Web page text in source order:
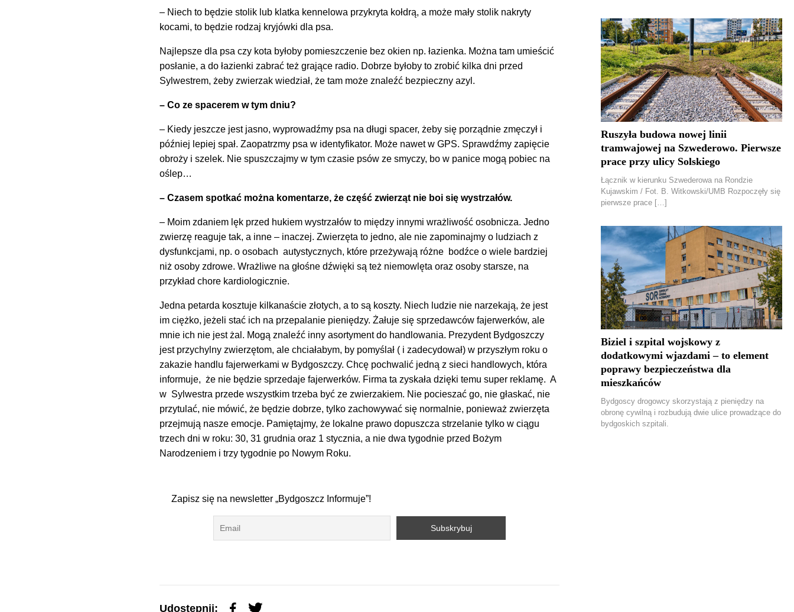
– Niech to będzie stolik lub klatka kennelowa przykryta kołdrą, a może mały stolik nakryty
kocami, to będzie rodzaj kryjówki dla psa.
Najlepsze dla psa czy kota byłoby pomieszczenie bez okien np. łazienka. Można tam umieścić
posłanie, a do łazienki zabrać też grające radio. Dobrze byłoby to zrobić kilka dni przed
Sylwestrem, żeby zwierzak wiedział, że tam może znaleźć bezpieczny azyl.
– Co ze spacerem w tym dniu?
– Kiedy jeszcze jest jasno, wyprowadźmy psa na długi spacer, żeby się porządnie zmęczył i
później lepiej spał. Zaopatrzmy psa w identyfikator. Może nawet w GPS. Sprawdźmy zapięcie
obroży i szelek. Nie spuszczajmy w tym czasie psów ze smyczy, bo w panice mogą pobiec na
oślep…
– Czasem spotkać można komentarze, że część zwierząt nie boi się wystrzałów.
– Moim zdaniem lęk przed hukiem wystrzałów to między innymi wrażliwość osobnicza. Jedno
zwierzę reaguje tak, a inne – inaczej. Zwierzęta to jedno, ale nie zapominajmy o ludziach z
dysfunkcjami, np. o osobach autystycznych, które przeżywają różne bodźce o wiele bardziej
niż osoby zdrowe. Wrażliwe na głośne dźwięki są też niemowlęta oraz osoby starsze, na
przykład chore kardiologicznie.
Jedna petarda kosztuje kilkanaście złotych, a to są koszty. Niech ludzie nie narzekają, że jest
im ciężko, jeżeli stać ich na przepalanie pieniędzy. Żałuje się sprzedawców fajerwerków, ale
mnie ich nie jest żal. Mogą znaleźć inny asortyment do handlowania. Prezydent Bydgoszczy
jest przychylny zwierzętom, ale chciałabym, by pomyślał ( i zadecydował) w przyszłym roku o
zakazie handlu fajerwerkami w Bydgoszczy. Chcę pochwalić jedną z sieci handlowych, która
informuje, że nie będzie sprzedaje fajerwerków. Firma ta zyskała dzięki temu super reklamę. A
w Sylwestra przede wszystkim trzeba być ze zwierzakiem. Nie pocieszać go, nie głaskać, nie
przytulać, nie mówić, że będzie dobrze, tylko zachowywać się normalnie, ponieważ zwierzęta
przejmują nasze emocje. Pamiętajmy, że lokalne prawo dopuszcza strzelanie tylko w ciągu
trzech dni w roku: 30, 31 grudnia oraz 1 stycznia, a nie dwa tygodnie przed Bożym
Narodzeniem i trzy tygodnie po Nowym Roku.
Zapisz się na newsletter „Bydgoszcz Informuje”!
Udostępnij:
Ruszyła budowa nowej linii
tramwajowej na Szwederowo. Pierwsze
prace przy ulicy Solskiego
Łącznik w kierunku Szwederowa na Rondzie
Kujawskim / Fot. B. Witkowski/UMB Rozpoczęły się
pierwsze prace […]
Biziel i szpital wojskowy z
dodatkowymi wjazdami – to element
poprawy bezpieczeństwa dla
mieszkańców
Bydgoscy drogowcy skorzystają z pieniędzy na
obronę cywilną i rozbudują dwie ulice prowadzące do
bydgoskich szpitali.